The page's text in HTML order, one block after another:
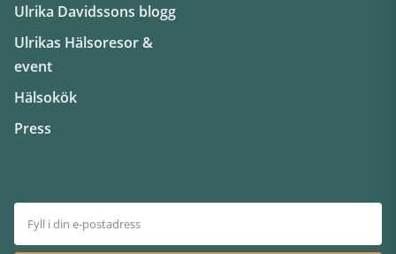
Ulrika Davidssons blogg
Ulrikas Hälsoresor &
event
Hälsokök
Press